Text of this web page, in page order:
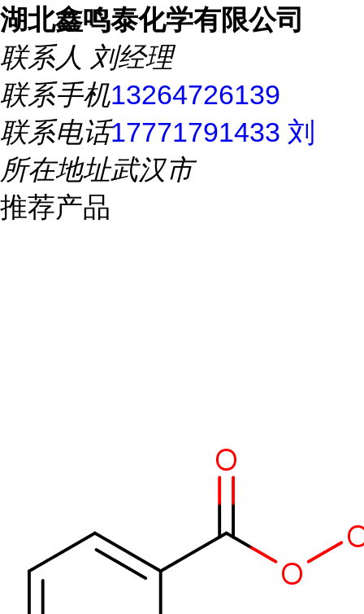
湖北鑫鸣泰化学有限公司
联系人 刘经理
联系手机13264726139
联系电话17771791433 刘
所在地址武汉市
推荐产品